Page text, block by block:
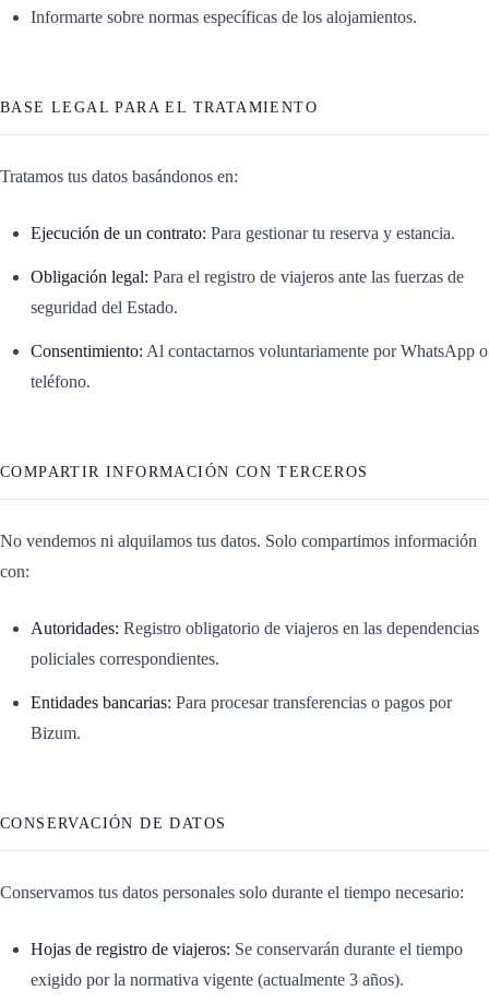
Informarte sobre normas específicas de los alojamientos.
BASE LEGAL PARA EL TRATAMIENTO
Tratamos tus datos basándonos en:
Ejecución de un contrato: Para gestionar tu reserva y estancia.
Obligación legal: Para el registro de viajeros ante las fuerzas de
seguridad del Estado.
Consentimiento: Al contactarnos voluntariamente por WhatsApp o
teléfono.
COMPARTIR INFORMACIÓN CON TERCEROS
No vendemos ni alquilamos tus datos. Solo compartimos información
con:
Autoridades: Registro obligatorio de viajeros en las dependencias
policiales correspondientes.
Entidades bancarias: Para procesar transferencias o pagos por
Bizum.
CONSERVACIÓN DE DATOS
Conservamos tus datos personales solo durante el tiempo necesario:
Hojas de registro de viajeros: Se conservarán durante el tiempo
exigido por la normativa vigente (actualmente 3 años).